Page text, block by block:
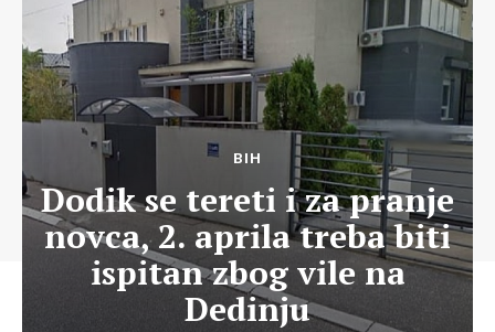
BIH
Dodik se tereti i za pranje
novca, 2. aprila treba biti
ispitan zbog vile na
Dedinju